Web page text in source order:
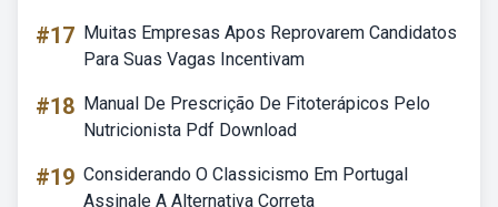
#17 Muitas Empresas Apos Reprovarem Candidatos
Para Suas Vagas Incentivam
#18 Manual De Prescrição De Fitoterápicos Pelo
Nutricionista Pdf Download
#19 Considerando O Classicismo Em Portugal
Assinale A Alternativa Correta